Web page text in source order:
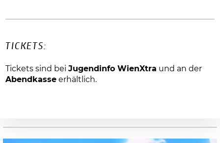
TICKETS:
Tickets sind beiJugendinfo WienXtra und an der
Abendkasse erhältlich.